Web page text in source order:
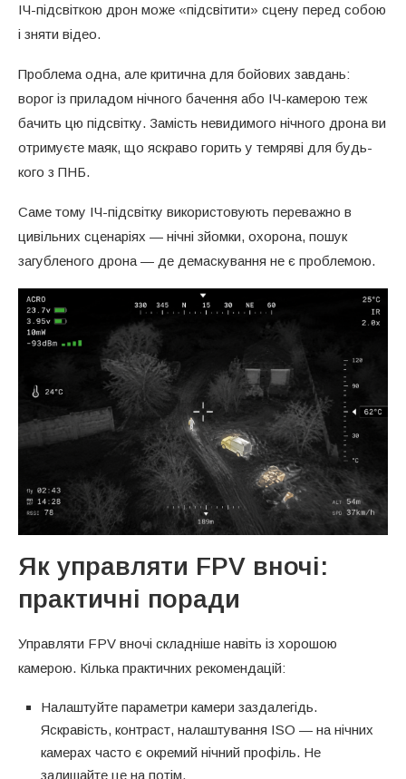
ІЧ-підсвіткою дрон може «підсвітити» сцену перед собою
і зняти відео.
Проблема одна, але критична для бойових завдань:
ворог із приладом нічного бачення або ІЧ-камерою теж
бачить цю підсвітку. Замість невидимого нічного дрона ви
отримуєте маяк, що яскраво горить у темряві для будь-
кого з ПНБ.
Саме тому ІЧ-підсвітку використовують переважно в
цивільних сценаріях — нічні зйомки, охорона, пошук
загубленого дрона — де демаскування не є проблемою.
Як управляти FPV вночі:
практичні поради
Управляти FPV вночі складніше навіть із хорошою
камерою. Кілька практичних рекомендацій:
Налаштуйте параметри камери заздалегідь.
Яскравість, контраст, налаштування ISO — на нічних
камерах часто є окремий нічний профіль. Не
залишайте це на потім.